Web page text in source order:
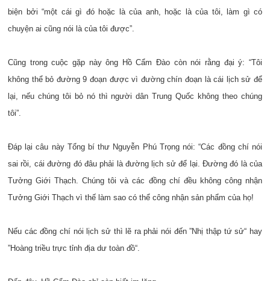
biện bởi “một cái gì đó hoặc là của anh, hoặc là của tôi, làm gì có
chuyện ai cũng nói là của tôi được”.
Cũng trong cuộc gặp này ông Hồ Cẩm Đào còn nói rằng đại ý: “Tôi
không thể bỏ đường 9 đoạn được vì đường chín đoạn là cái lịch sử để
lại, nếu chúng tôi bỏ nó thì người dân Trung Quốc không theo chúng
tôi”.
Đáp lại câu này Tổng bí thư Nguyễn Phú Trọng nói: “Các đồng chí nói
sai rồi, cái đường đó đâu phải là đường lịch sử để lại. Đường đó là của
Tưởng Giới Thạch. Chúng tôi và các đồng chí đều không công nhận
Tưởng Giới Thạch vì thế làm sao có thể công nhận sản phẩm của họ!
Nếu các đồng chí nói lịch sử thì lẽ ra phải nói đến ”Nhị thập tứ sử“ hay
”Hoàng triều trực tỉnh địa dư toàn đồ“.